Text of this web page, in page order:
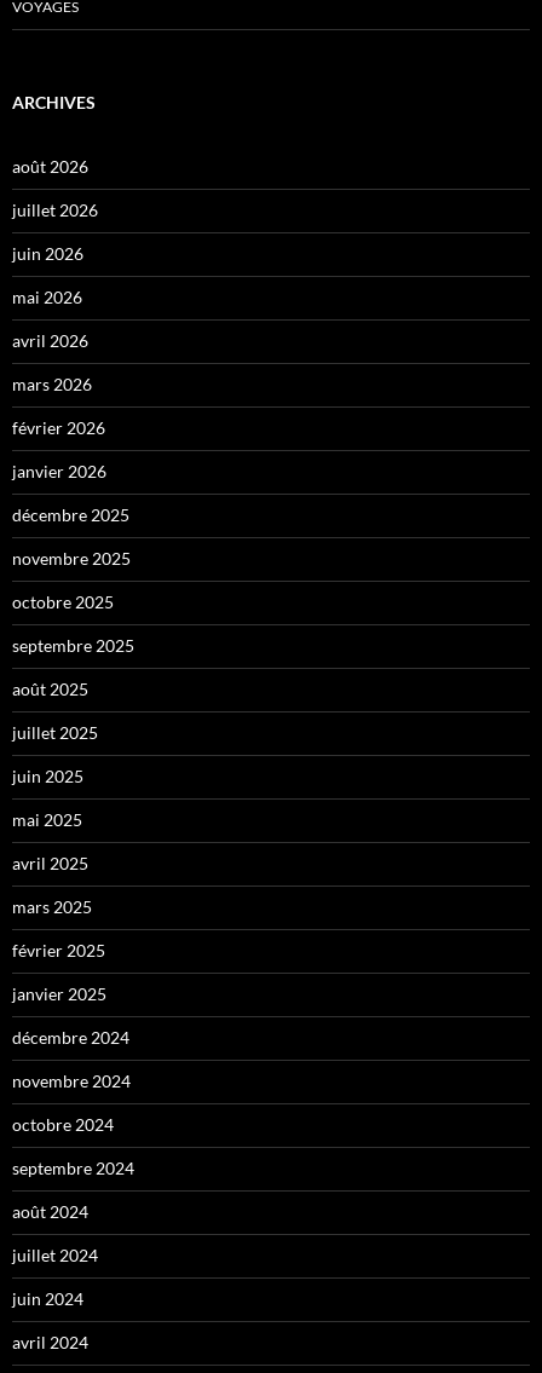
VOYAGES
ARCHIVES
août 2026
juillet 2026
juin 2026
mai 2026
avril 2026
mars 2026
février 2026
janvier 2026
décembre 2025
novembre 2025
octobre 2025
septembre 2025
août 2025
juillet 2025
juin 2025
mai 2025
avril 2025
mars 2025
février 2025
janvier 2025
décembre 2024
novembre 2024
octobre 2024
septembre 2024
août 2024
juillet 2024
juin 2024
avril 2024